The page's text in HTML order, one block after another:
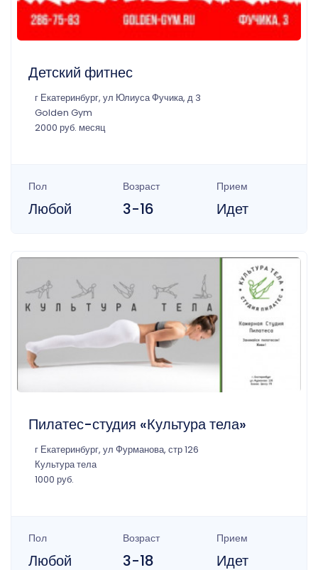
Детский фитнес
г Екатеринбург, ул Юлиуса Фучика, д 3
Golden Gym
2000 руб. месяц
Пол
Любой
Возраст
3-16
Прием
Идет
Пилатес-студия «Культура тела»
г Екатеринбург, ул Фурманова, стр 126
Культура тела
1000 руб.
Пол
Любой
Возраст
3-18
Прием
Идет